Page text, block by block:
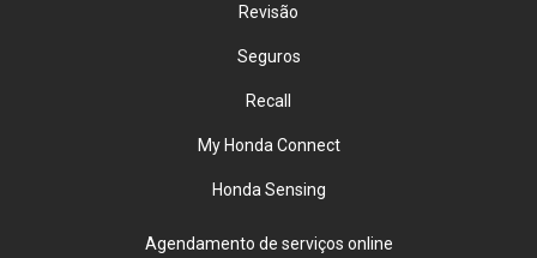
Revisão
Seguros
Recall
My Honda Connect
Honda Sensing
Agendamento de serviços online